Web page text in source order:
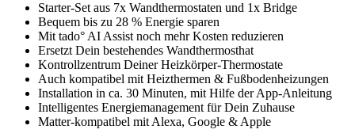
Starter-Set aus 7x Wandthermostaten und 1x Bridge
Bequem bis zu 28 % Energie sparen
Mit tado° AI Assist noch mehr Kosten reduzieren
Ersetzt Dein bestehendes Wandthermosthat
Kontrollzentrum Deiner Heizkörper-Thermostate
Auch kompatibel mit Heizthermen & Fußbodenheizungen
Installation in ca. 30 Minuten, mit Hilfe der App-Anleitung
Intelligentes Energiemanagement für Dein Zuhause
Matter-kompatibel mit Alexa, Google & Apple